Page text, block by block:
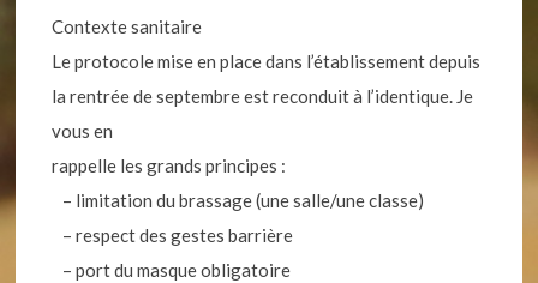
Contexte sanitaire
Le protocole mise en place dans l’établissement depuis
la rentrée de septembre est reconduit à l’identique. Je
vous en
rappelle les grands principes :
– limitation du brassage (une salle/une classe)
– respect des gestes barrière
– port du masque obligatoire